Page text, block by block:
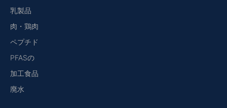
乳製品
肉・鶏肉
ペプチド
PFASの
加工食品
廃水